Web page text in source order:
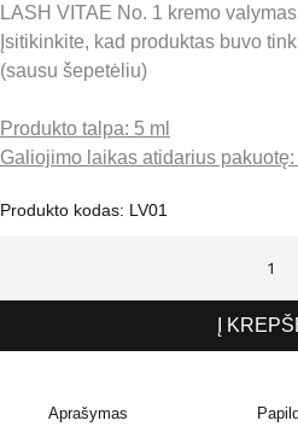
LASH VITAE No. 1 kremo
Įsitikinkite, kad produktas buvo
(sausu šepetėliu)
Produkto talpa: 5 ml
Galiojimo laikas atidarius pakuotę:
Produkto kodas: LV01
Į
Aprašymas